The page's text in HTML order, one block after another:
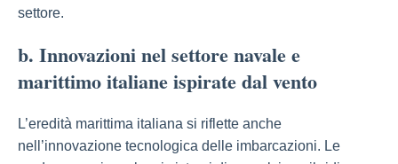
settore.
b. Innovazioni nel settore navale e
marittimo italiane ispirate dal vento
L’eredità marittima italiana si riflette anche
nell’innovazione tecnologica delle imbarcazioni. Le